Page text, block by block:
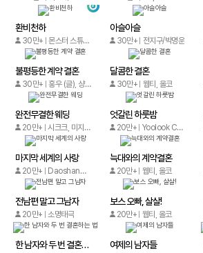
환비천하
30만+ 몬스터 스튜디오, 텐센트 동만
아슬아슬
30만+ 전지구/박명운
불평등한 계약 결혼
30만+ 홍우 (글), 샹왕 (그림)
달콤한 결혼
30만+ 웹티, 올코
완전무결한 웨딩
20만+ 시크크, 미지/수핀
엇갈린 하룻밤
20만+ Yoolook Culture Media
마지막 세계의 사랑
20만+ Daoshang,YY
늑대와의 계약결혼
20만+ 웹티, 올코
전남편 말고 그남자
20만+ 소명태극
보스 오빠, 살살!
20만+ 웹티, 올코
한 남자와 두 번 결혼하는 법 여제의 남자들